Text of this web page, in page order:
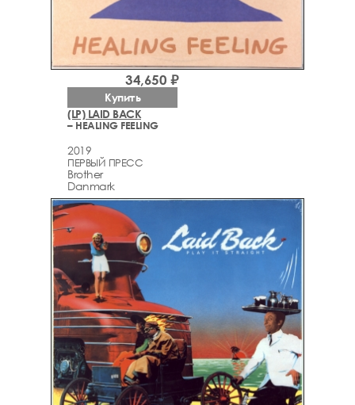
(LP) LAID BACK
– HEALING FEELING
2019
ПЕРВЫЙ ПРЕСС
Brother
Danmark
34,650 ₽
Купить